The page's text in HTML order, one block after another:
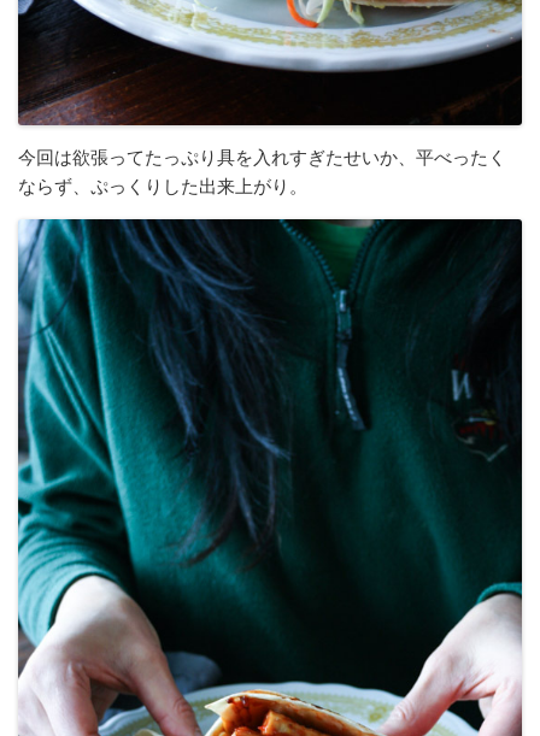
今回は欲張ってたっぷり具を入れすぎたせいか、平べったく
ならず、ぷっくりした出来上がり。